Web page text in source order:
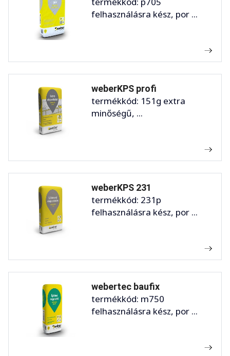
felhasználásra kész, por ...
weberKPS profi
termékkód: 151g extra
minőségű, ...
weberKPS 231
termékkód: 231p
felhasználásra kész, por ...
webertec baufix
termékkód: m750
felhasználásra kész, por ...